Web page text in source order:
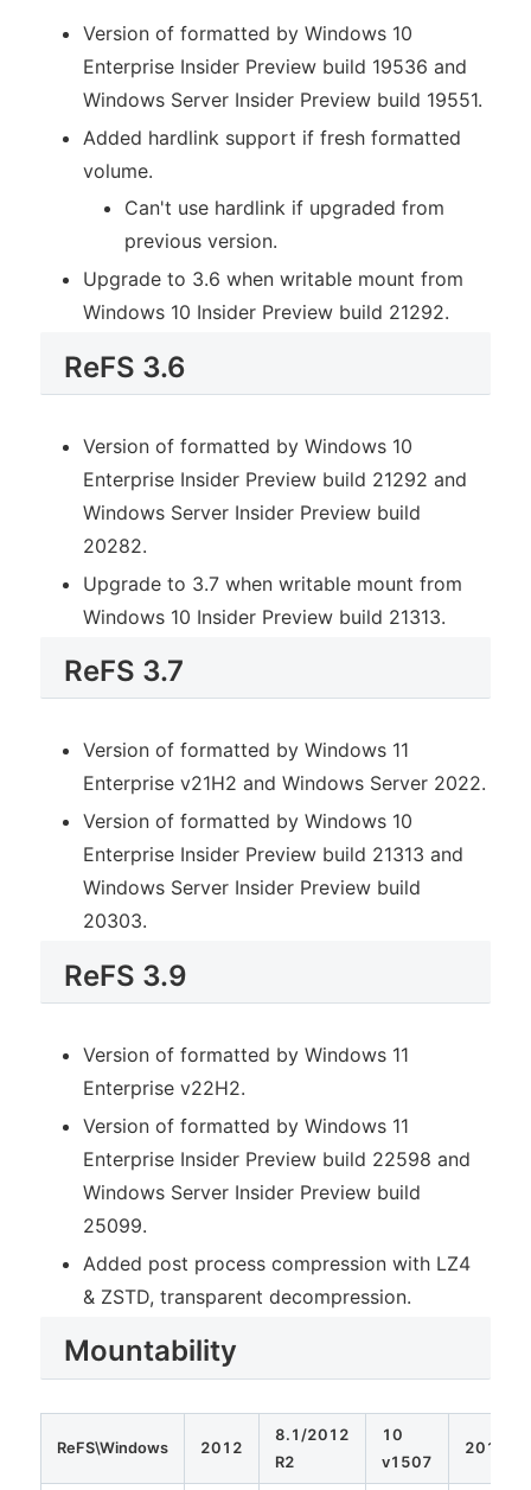
Version of formatted by Windows 10
Enterprise Insider Preview build 19536 and
Windows Server Insider Preview build 19551.
Added hardlink support if fresh formatted
volume.
Can't use hardlink if upgraded from
previous version.
Upgrade to 3.6 when writable mount from
Windows 10 Insider Preview build 21292.
ReFS 3.6
Version of formatted by Windows 10
Enterprise Insider Preview build 21292 and
Windows Server Insider Preview build
20282.
Upgrade to 3.7 when writable mount from
Windows 10 Insider Preview build 21313.
ReFS 3.7
Version of formatted by Windows 11
Enterprise v21H2 and Windows Server 2022.
Version of formatted by Windows 10
Enterprise Insider Preview build 21313 and
Windows Server Insider Preview build
20303.
ReFS 3.9
Version of formatted by Windows 11
Enterprise v22H2.
Version of formatted by Windows 11
Enterprise Insider Preview build 22598 and
Windows Server Insider Preview build
25099.
Added post process compression with LZ4
& ZSTD, transparent decompression.
Mountability
ReFS\Windows 2012
8.1/2012
R2
10
v1507
2016